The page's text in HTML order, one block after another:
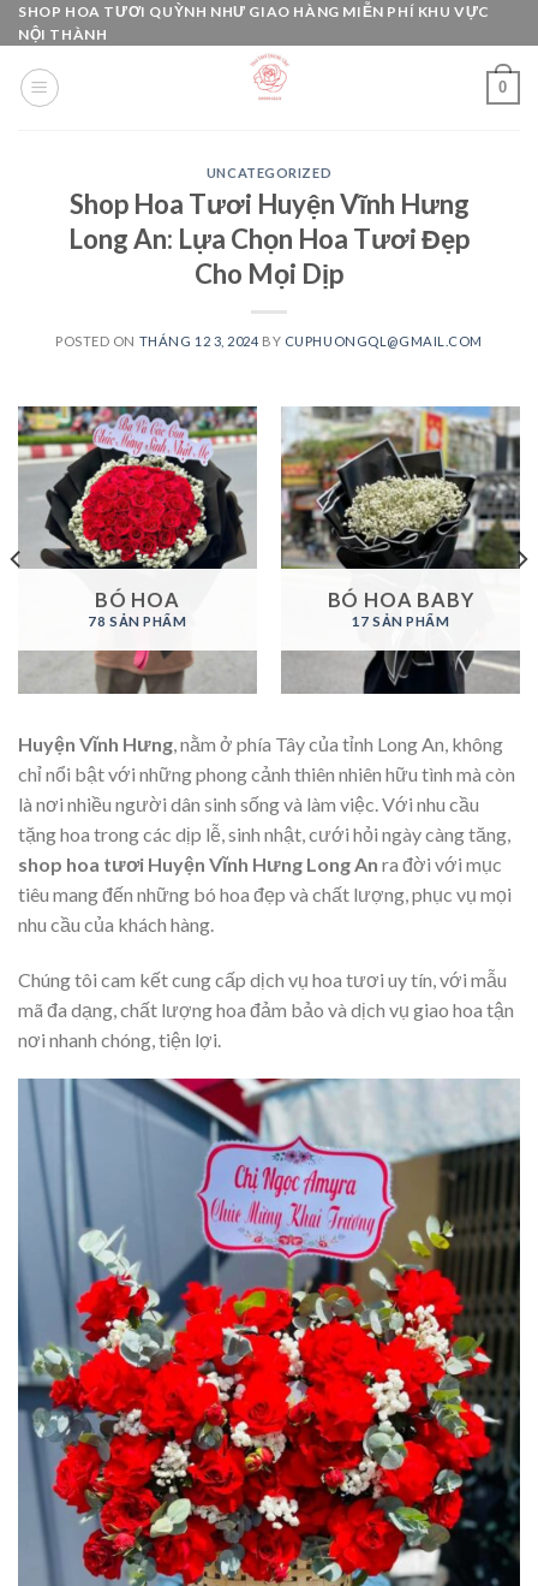
Skip
to
content
SHOP HOA TƯƠI QUỲNH NHƯ GIAO HÀNG MIỄN PHÍ KHU VỰC
NỘI THÀNH
0
UNCATEGORIZED
Shop Hoa Tươi Huyện Vĩnh Hưng
Long An: Lựa Chọn Hoa Tươi Đẹp
Cho Mọi Dịp
POSTED ON THÁNG 12 3, 2024 BY CUPHUONGQL@GMAIL.COM
BÓ HOA
78 SẢN PHẨM
BÓ HOA BABY
17 SẢN PHẨM
Huyện Vĩnh Hưng , nằm ở phía Tây của tỉnh Long An, không
chỉ nổi bật với những phong cảnh thiên nhiên hữu tình mà còn
là nơi nhiều người dân sinh sống và làm việc. Với nhu cầu
tặng hoa trong các dịp lễ, sinh nhật, cưới hỏi ngày càng tăng,
shop hoa tươi Huyện Vĩnh Hưng Long An ra đời với mục
tiêu mang đến những bó hoa đẹp và chất lượng, phục vụ mọi
nhu cầu của khách hàng.
Chúng tôi cam kết cung cấp dịch vụ hoa tươi uy tín, với mẫu
mã đa dạng, chất lượng hoa đảm bảo và dịch vụ giao hoa tận
nơi nhanh chóng, tiện lợi.